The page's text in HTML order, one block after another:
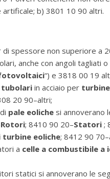
b) 3801 10 90 altri.
spessore non superiore a
anche con angoli tagliati
“) e 3818 00 19
in acciaio per
20 90–altri;
pale eoliche si annoverano
Rotori; 8410 90 20–Statori ;
turbine eoliche; 8412 90
a celle a combustibile a
statici si annoverano le